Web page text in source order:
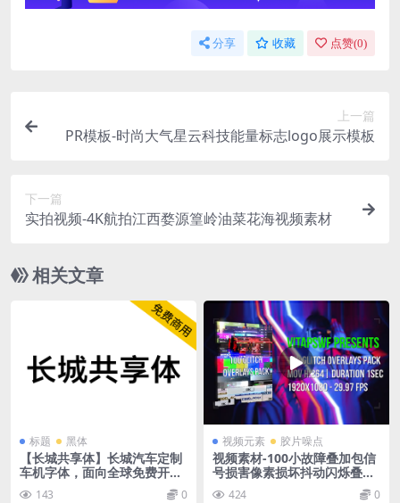
分享 收藏 点赞(0)
上一篇
PR模板-时尚大气星云科技能量标志logo展示模板
下一篇
实拍视频-4K航拍江西婺源篁岭油菜花海视频素材
相关文章
标题 黑体
【长城共享体】长城汽车定制
车机字体，面向全球免费开放
商用143 0
视频元素 胶片噪点
视频素材-100小故障叠加包信
号损害像素损坏抖动闪烁叠加
特效424 0